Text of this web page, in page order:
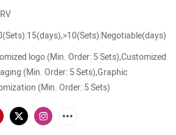
logo (Min. Order: 5 Sets),Customized
(Min. Order: 5 Sets),Graphic
(Min. Order: 5 Sets)